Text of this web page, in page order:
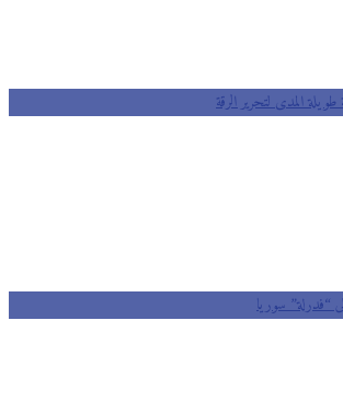
المدى لتحرير الرقة
“فدرلة” سوريا